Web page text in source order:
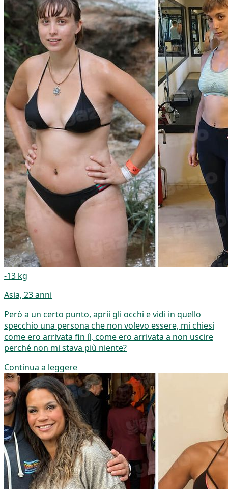
-13 kg
Asia, 23 anni
Però a un certo punto, aprii gli occhi e vidi in quello
specchio una persona che non volevo essere, mi chiesi
come ero arrivata fin lì, come ero arrivata a non uscire
perché non mi stava più niente?
Continua a leggere